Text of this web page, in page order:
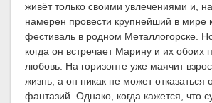
живёт только своими увлечениями и,
намерен провести крупнейший в мире
фестиваль в родном Металлогорске.
когда он встречает Марину и их обоих
любовь. На горизонте уже маячит
жизнь, а он никак не может отказаться
фантазий. Однако, когда кажется, что